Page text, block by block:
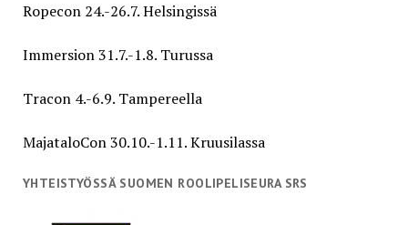
Ropecon 24.-26.7. Helsingissä
Immersion 31.7.-1.8. Turussa
Tracon 4.-6.9. Tampereella
MajataloCon 30.10.-1.11. Kruusilassa
YHTEISTYÖSSÄ SUOMEN ROOLIPELISEURA SRS